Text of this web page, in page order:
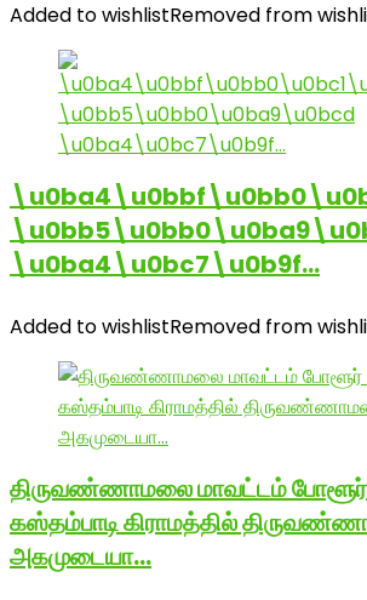
Added to wishlistRemoved from
\u0ba4\u0bc7\u0b9f…
Added to wishlistRemoved from
திருவண்ணாமலை மாவட்டம்
கஸ்தம்பாடி கிராமத்தில்
அகமுடையா…